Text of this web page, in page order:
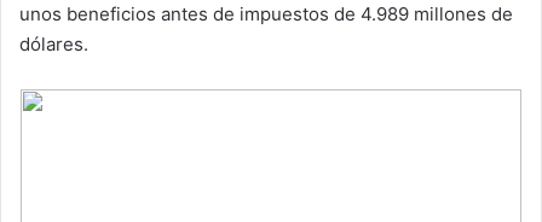
unos beneficios antes de impuestos de 4.989 millones de
dólares.